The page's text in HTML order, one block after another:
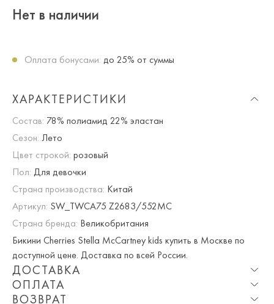
Нет в наличии
Оплата бонусами: до 25% от суммы
ХАРАКТЕРИСТИКИ
Состав: 78% полиамид 22% эластан
Сезон: Лето
Цвет строкой: розовый
Пол: Для девочки
Страна производства: Китай
Артикул: SW_TWCA75 Z2683/552MC
Страна бренда: Великобритания
Бикини Cherries Stella McCartney kids купить в Москве по
доступной цене. Доставка по всей России.
ДОСТАВКА
Опция частичная доставка и примерка доступна для
ОПЛАТА
ВОЗВРАТ